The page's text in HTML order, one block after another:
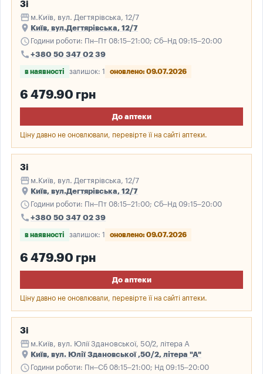
3і
storefront м.Київ, вул. Дегтярівська, 12/7
place Київ, вул.Дегтярівська, 12/7
schedule Години роботи: Пн–Пт 08:15–21:00; Сб–Нд 09:15–20:00
call +380 50 347 02 39
в наявності залишок: 1 оновлено: 09.07.2026
6 479.90 грн
До аптеки
Ціну давно не оновлювали, перевірте її на сайті аптеки.
3і
storefront м.Київ, вул. Дегтярівська, 12/7
place Київ, вул.Дегтярівська, 12/7
schedule Години роботи: Пн–Пт 08:15–21:00; Сб–Нд 09:15–20:00
call +380 50 347 02 39
в наявності залишок: 1 оновлено: 09.07.2026
6 479.90 грн
До аптеки
Ціну давно не оновлювали, перевірте її на сайті аптеки.
3і
storefront м.Київ, вул. Юлії Здановської, 50/2, літера А
place Київ, вул. Юлії Здановської ,50/2, літера "А"
schedule Години роботи: Пн–Сб 08:15–21:00; Нд 09:15–20:00